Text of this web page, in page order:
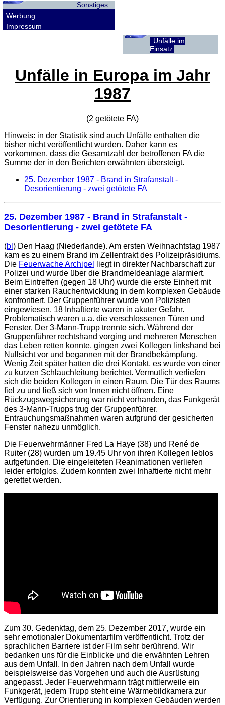
Sonstiges
Werbung
Impressum
Unfälle im
Einsatz
Unfälle in Europa im Jahr
1987
(2 getötete FA)
Hinweis: in der Statistik sind auch Unfälle enthalten die
bisher nicht veröffentlicht wurden. Daher kann es
vorkommen, dass die Gesamtzahl der betroffenen FAdie
Summe der in den Berichten erwähnten übersteigt.
25. Dezember 1987 - Brand in Strafanstalt -
Desorientierung - zwei getötete FA
25. Dezember 1987 - Brand in Strafanstalt -
Desorientierung - zwei getötete FA
(bl ) Den Haag (Niederlande). Am ersten Weihnachtstag 1987
kam es zu einem Brand im Zellentrakt des Polizeipräsidiums.
Die Feuerwache Archipel
liegt in direkter Nachbarschaft zur
Polizei und wurde über die Brandmeldeanlage alarmiert.
Beim Eintreffen (gegen 18 Uhr) wurde die erste Einheit mit
einer starken Rauchentwicklung in dem komplexen Gebäude
konfrontiert. Der Gruppenführer wurde von Polizisten
eingewiesen. 18 Inhaftierte waren in akuter Gefahr.
Problematisch waren u.a. die verschlossenen Türen und
Fenster. Der 3-Mann-Trupp trennte sich. Während der
Gruppenführer rechtshand vorging und mehreren Menschen
das Leben retten konnte, gingen zwei Kollegen linkshand bei
Nullsicht vor und begannen mit der Brandbekämpfung.
Wenig Zeit später hatten die drei Kontakt, es wurde von einer
zu kurzen Schlauchleitung berichtet. Vermutlich verliefen
sich die beiden Kollegen in einen Raum. Die Tür des Raums
fiel zu und ließ sich von Innen nicht öffnen. Eine
Rückzugswegsicherung war nicht vorhanden, das Funkgerät
des 3-Mann-Trupps trug der Gruppenführer.
Entrauchungsmaßnahmen waren aufgrund der gesicherten
Fenster nahezu unmöglich.
Die Feuerwehrmänner Fred La Haye (38) und René de
Ruiter (28) wurden um 19.45 Uhr von ihren Kollegen leblos
aufgefunden. Die eingeleiteten Reanimationen verliefen
leider erfolglos. Zudem konnten zwei Inhaftierte nicht mehr
gerettet werden.
Zum 30. Gedenktag, dem 25. Dezember 2017, wurde ein
sehr emotionaler Dokumentarfilm veröffentlicht. Trotz der
sprachlichen Barriere ist der Film sehr berührend. Wir
bedanken uns für die Einblicke und die erwähnten Lehren
aus dem Unfall. In den Jahren nach dem Unfall wurde
beispielsweise das Vorgehen und auch die Ausrüstung
angepasst. Jeder Feuerwehrmann trägt mittlerweile ein
Funkgerät, jedem Trupp steht eine Wärmebildkamera zur
Verfügung. Zur Orientierung in komplexen Gebäuden werden